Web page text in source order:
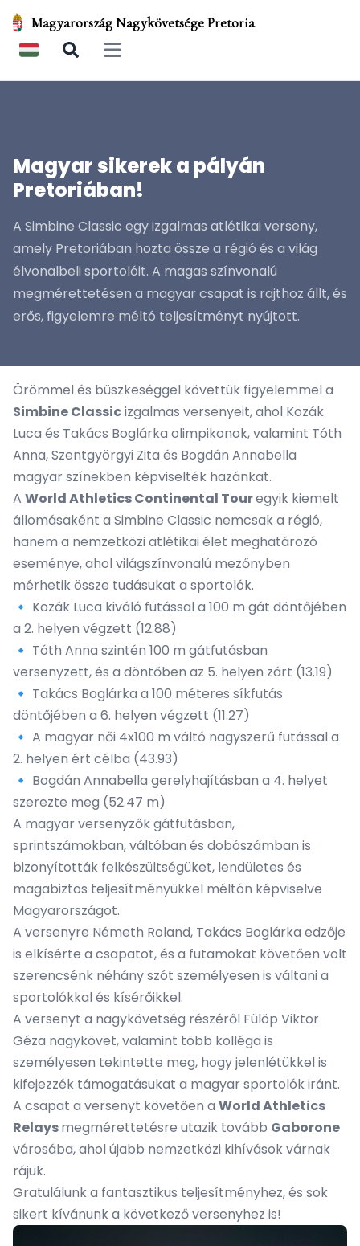
Magyarország Nagykövetsége Pretoria
Open main menu
Magyar sikerek a pályán
Pretoriában!
A Simbine Classic egy izgalmas atlétikai verseny,
amely Pretoriában hozta össze a régió és a világ
élvonalbeli sportolóit. A magas színvonalú
megmérettetésen a magyar csapat is rajthoz állt, és
erős, figyelemre méltó teljesítményt nyújtott.
Örömmel és büszkeséggel követtük figyelemmel a
Simbine Classicizgalmas versenyeit, ahol Kozák
Luca és Takács Boglárka olimpikonok, valamint Tóth
Anna, Szentgyörgyi Zita és Bogdán Annabella
magyar színekben képviselték hazánkat.
A World Athletics Continental Touregyik kiemelt
állomásaként a Simbine Classic nemcsak a régió,
hanem a nemzetközi atlétikai élet meghatározó
eseménye, ahol világszínvonalú mezőnyben
mérhetik össze tudásukat a sportolók.
🔹 Kozák Luca kiváló futással a 100 m gát döntőjében
a 2. helyen végzett (12.88)
🔹 Tóth Anna szintén 100 m gátfutásban
versenyzett, és a döntőben az 5. helyen zárt (13.19)
🔹 Takács Boglárka a 100 méteres síkfutás
döntőjében a 6. helyen végzett (11.27)
🔹 A magyar női 4x100 m váltó nagyszerű futással a
2. helyen ért célba (43.93)
🔹 Bogdán Annabella gerelyhajításban a 4. helyet
szerezte meg (52.47 m)
A magyar versenyzők gátfutásban,
sprintszámokban, váltóban és dobószámban is
bizonyították felkészültségüket, lendületes és
magabiztos teljesítményükkel méltón képviselve
Magyarországot.
A versenyre Németh Roland, Takács Boglárka edzője
is elkísérte a csapatot, és a futamokat követően volt
szerencsénk néhány szót személyesen is váltani a
sportolókkal és kísérőikkel.
A versenyt a nagykövetség részéről Fülöp Viktor
Géza nagykövet, valamint több kolléga is
személyesen tekintette meg, hogy jelenlétükkel is
kifejezzék támogatásukat a magyar sportolók iránt.
A csapat a versenyt követően a World Athletics
Relaysmegmérettetésre utazik tovább Gaborone
városába, ahol újabb nemzetközi kihívások várnak
rájuk.
Gratulálunk a fantasztikus teljesítményhez, és sok
sikert kívánunk a következő versenyhez is!